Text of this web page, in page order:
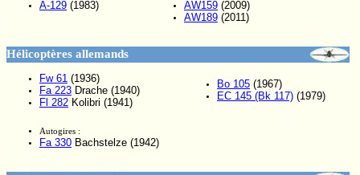
A-129 (1983)
AW159 (2009)
AW189 (2011)
Hélicoptères allemands
Fw 61 (1936)
Fa 223 Drache (1940)
Fl 282 Kolibri (1941)
Bo 105 (1967)
EC 145 (Bk 117) (1979)
Autogires :
Fa 330 Bachstelze (1942)